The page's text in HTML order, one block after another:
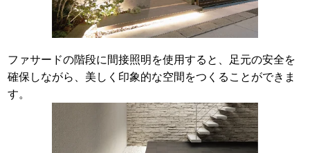
ファサードの階段に間接照明を使用すると、足元の安全を
確保しながら、美しく印象的な空間をつくることができま
す。